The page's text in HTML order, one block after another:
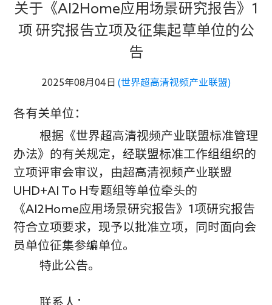
关于《AI2Home应用场景研究报告》1
项 研究报告立项及征集起草单位的公
告
2025年08月04日 (世界超高清视频产业联盟)
各有关单位：
根据《世界超高清视频产业联盟标准管理
办法》的有关规定，经联盟标准工作组组织的
立项评审会审议，由超高清视频产业联盟
UHD+AI To H专题组等单位牵头的
《AI2Home应用场景研究报告》1项研究报告
符合立项要求，现予以批准立项，同时面向会
员单位征集参编单位。
特此公告。
联系人：